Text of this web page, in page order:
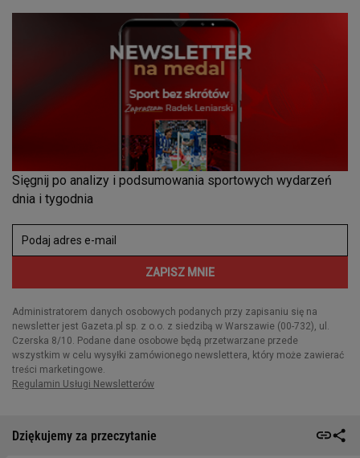
Dziękujemy za przeczytanie